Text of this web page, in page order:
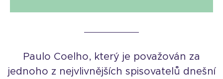
Paulo Coelho, který je považován za
jednoho z nejvlivnějších spisovatelů dnešní